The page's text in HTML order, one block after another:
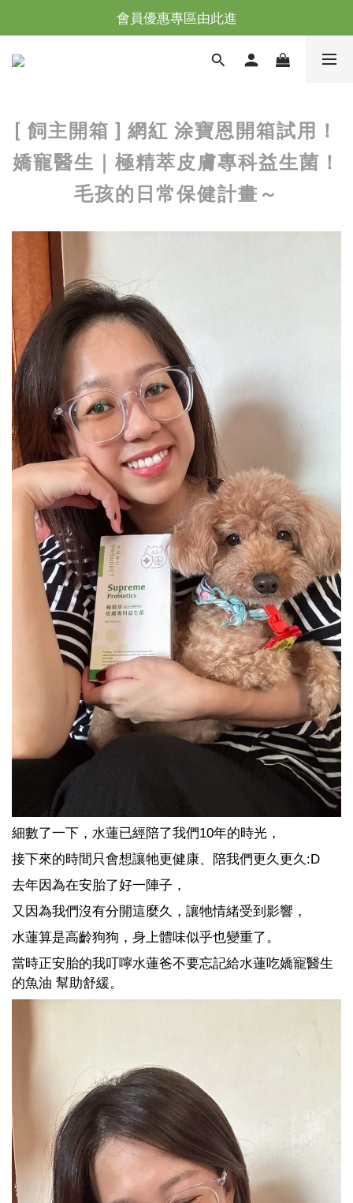
台灣滿NT$全館滿1200免運｜海外滿NT$3000免運
台灣滿NT$全館滿1200免運｜海外滿NT$3000免運
會員優惠專區由此進
[ 飼主開箱 ] 網紅 涂寶恩開箱試用！
嬌寵醫生｜極精萃皮膚專科益生菌！
毛孩的日常保健計畫～
細數了一下，水蓮已經陪了我們10年的時光，
接下來的時間只會想讓牠更健康、陪我們更久更久:D
去年因為在安胎了好一陣子，
又因為我們沒有分開這麼久，讓牠情緒受到影響，
水蓮算是高齡狗狗，身上體味似乎也變重了。
當時正安胎的我叮嚀水蓮爸不要忘記給水蓮吃嬌寵醫生
的魚油 幫助舒緩。